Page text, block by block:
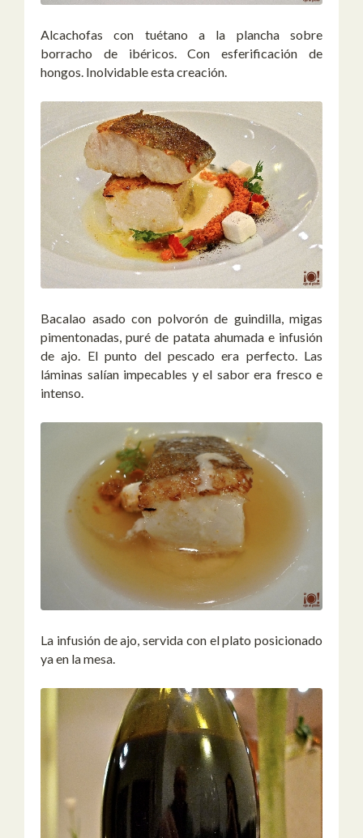
Alcachofas con tuétano a la plancha sobre
borracho de ibéricos. Con esferificación de
hongos. Inolvidable esta creación.
Bacalao asado con polvorón de guindilla, migas
pimentonadas, puré de patata ahumada e infusión
de ajo. El punto del pescado era perfecto. Las
láminas salían impecables y el sabor era fresco e
intenso.
La infusión de ajo, servida con el plato posicionado
ya en la mesa.